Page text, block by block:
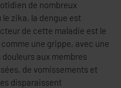
de nombreux
le zika, la dengue est
de cette maladie est le
une grippe, avec une
aux membres
de vomissements et
disparaissent